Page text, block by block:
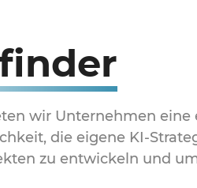
wir Unternehmen eine
die eigene KI-
zu entwickeln und